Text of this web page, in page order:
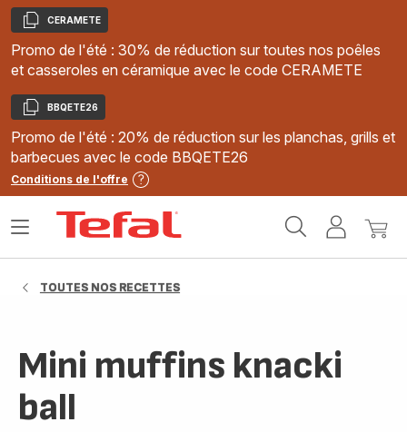
Copier
CERAMETE
Promo de l'été : 30% de réduction sur toutes nos poêles
et casseroles en céramique avec le code CERAMETE
Copier
BBQETE26
Promo de l'été : 20% de réduction sur les planchas, grills et
barbecues avec le code BBQETE26
Conditions de l'offre
MonMon
Ouvrir
TOUTES NOS RECETTES
Mini muffins knacki
ball